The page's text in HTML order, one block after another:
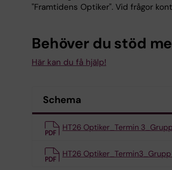
"Framtidens Optiker". Vid frågor
Behöver du stöd
Här kan du få hjälp!
Schema
HT26 Optiker_Termin
HT26 Optiker_Termin3_Grupp